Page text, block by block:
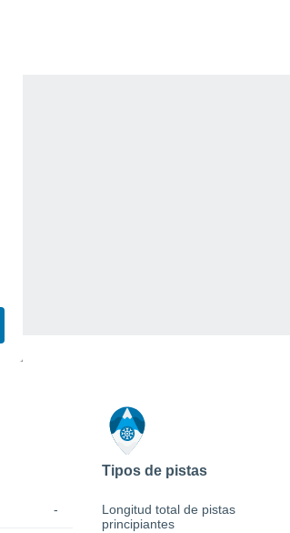
-
Tipos de pistas
Longitud total de pistas
principiantes